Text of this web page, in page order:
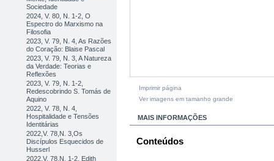
Sociedade
2024, V. 80, N. 1-2, O
Espectro do Marxismo na
Filosofia
2023, V. 79, N. 4, As Razões
do Coração: Blaise Pascal
2023, V. 79, N. 3, A Natureza
da Verdade: Teorias e
Reflexões
2023, V. 79, N. 1-2,
Redescobrindo S. Tomás de
Aquino
2022, V. 78, N. 4,
Hospitalidade e Tensões
Identitárias
2022,V. 78,N. 3,Os
Discípulos Esquecidos de
Husserl
2022,V. 78,N. 1-2, Edith
Imprimir página
Ver imagens em tamanho grande
MAIS INFORMAÇÕES
Conteúdos